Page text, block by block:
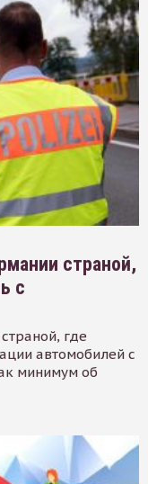
страной,
с
где
автомобилей с
минимум об